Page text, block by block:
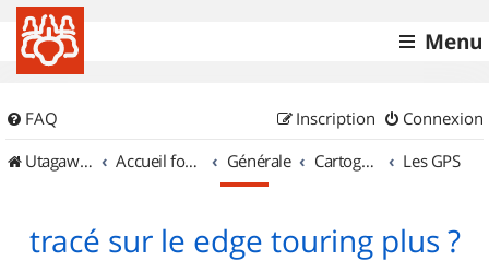
Menu
FAQ Connexion
Inscription
UtagawaVTT (Randos VTT et VTTAE avec traces GPS)
Accueil forum Générale Cartographie et GPS Les GPS
tracé sur le edge touring plus ?